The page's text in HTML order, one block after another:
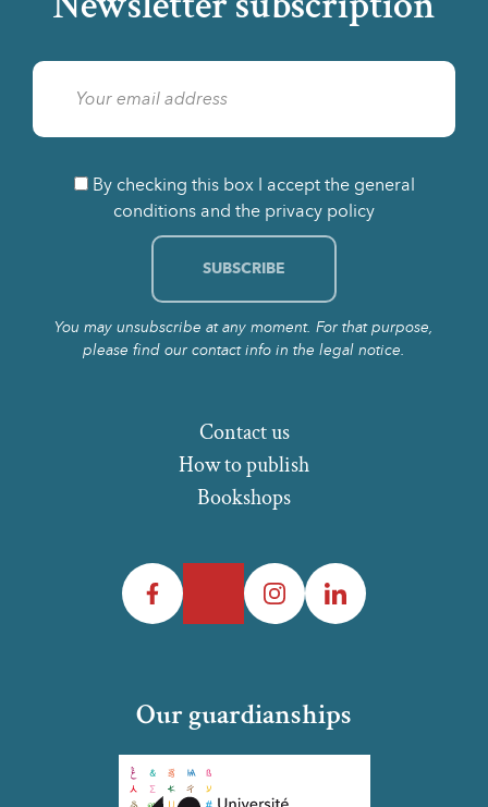
By checking this box I accept the general
conditions and the privacy policy
You may unsubscribe at any moment. For that purpose,
please find our contact info in the legal notice.
How to publish
Bookshops
Contact us
Facebook InstagramLinkedIn
Our guardianships